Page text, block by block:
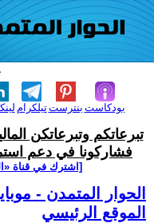
تيلكرامبنترست بودكاست
تبرعاتكم وتبرعاتكن
فشاركونا في دعم
[اشترك في قناة
الحوار المتمدن -
الموقع الرئيسي